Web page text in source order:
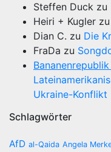
Steffen Duck zu
Heiri + Kugler zu
Dian C. zu Die
FraDa zu
Ukraine-Konflikt
Schlagwörter
AfD al-Qaida Angela